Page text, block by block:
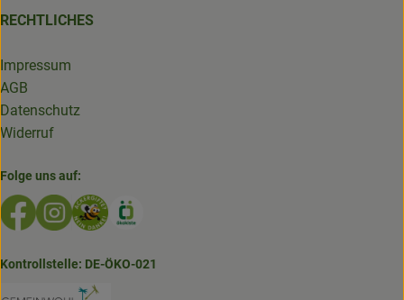
RECHTLICHES
Impressum
AGB
Datenschutz
Widerruf
Folge uns auf:
Externer Link zu https://www.facebook.com/
Externer Link zu https://www.instagram.com/
Externer Link zu https://www.bioladen-
Kontrollstelle: DE-ÖKO-021